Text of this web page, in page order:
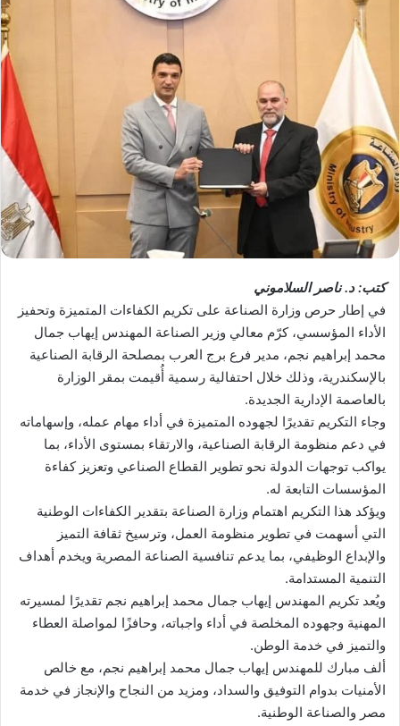
كتب: د. ناصر السلاموني
في إطار حرص وزارة الصناعة على تكريم الكفاءات المتميزة وتحفيز
الأداء المؤسسي، كرّم معالي وزير الصناعة المهندس إيهاب جمال
محمد إبراهيم نجم، مدير فرع برج العرب بمصلحة الرقابة الصناعية
بالإسكندرية، وذلك خلال احتفالية رسمية أُقيمت بمقر الوزارة
بالعاصمة الإدارية الجديدة.
وجاء التكريم تقديرًا لجهوده المتميزة في أداء مهام عمله، وإسهاماته
في دعم منظومة الرقابة الصناعية، والارتقاء بمستوى الأداء، بما
يواكب توجهات الدولة نحو تطوير القطاع الصناعي وتعزيز كفاءة
المؤسسات التابعة له.
ويؤكد هذا التكريم اهتمام وزارة الصناعة بتقدير الكفاءات الوطنية
التي أسهمت في تطوير منظومة العمل، وترسيخ ثقافة التميز
والإبداع الوظيفي، بما يدعم تنافسية الصناعة المصرية ويخدم أهداف
التنمية المستدامة.
ويُعد تكريم المهندس إيهاب جمال محمد إبراهيم نجم تقديرًا لمسيرته
المهنية وجهوده المخلصة في أداء واجباته، وحافزًا لمواصلة العطاء
والتميز في خدمة الوطن.
ألف مبارك للمهندس إيهاب جمال محمد إبراهيم نجم، مع خالص
الأمنيات بدوام التوفيق والسداد، ومزيد من النجاح والإنجاز في خدمة
مصر والصناعة الوطنية.